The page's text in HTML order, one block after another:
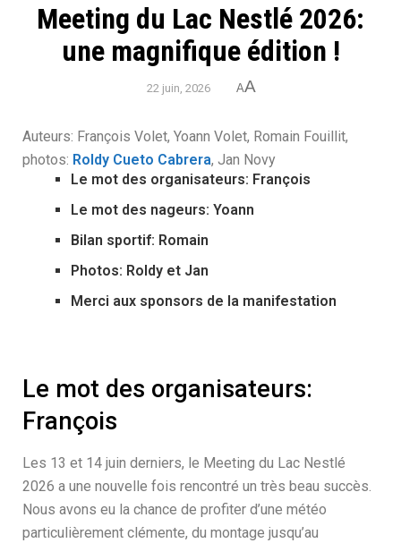
Meeting du Lac Nestlé 2026:
une magnifique édition !
22 juin, 2026 AA
Auteurs: François Volet, Yoann Volet, Romain Fouillit,
photos: Roldy Cueto Cabrera, Jan Novy
Le mot des organisateurs: François
Le mot des nageurs: Yoann
Bilan sportif: Romain
Photos: Roldy et Jan
Merci aux sponsors de la manifestation
Le mot des organisateurs:
François
Les 13 et 14 juin derniers, le Meeting du Lac Nestlé
2026 a une nouvelle fois rencontré un très beau succès.
Nous avons eu la chance de profiter d’une météo
particulièrement clémente, du montage jusqu’au